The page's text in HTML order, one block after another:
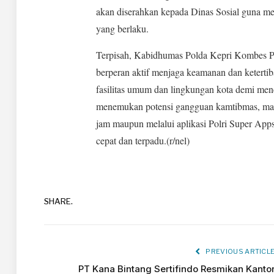
akan diserahkan kepada Dinas Sosial guna
yang berlaku.
Terpisah, Kabidhumas Polda Kepri Kombes
berperan aktif menjaga keamanan dan
fasilitas umum dan lingkungan kota demi
menemukan potensi gangguan kamtibmas,
jam maupun melalui aplikasi Polri Super
cepat dan terpadu.(r/nel)
SHARE.
PREVIOUS
PT Kana Bintang Sertifindo Resmikan